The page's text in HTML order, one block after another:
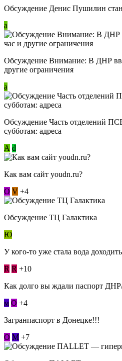
Обсуждение Денис Пушилин
a
Обсуждение Внимание: В ДНР
другие ограничения
a
Обсуждение Часть отделений
субботам: адреса
А d
Как вам сайт youdn.ru?
О V +4
Обсуждение ТЦ Галактика
Ю
У кого-то уже стала вода
R R +10
Как долго вы ждали паспорт
м О +4
Загранпаспорт в Донецке!!!
О М +7